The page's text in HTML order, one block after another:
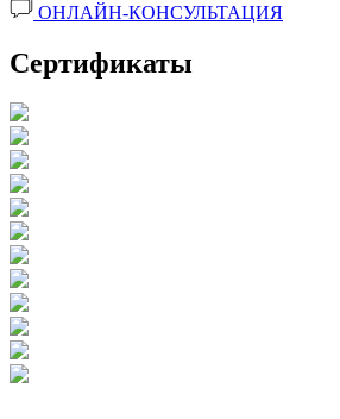
ОНЛАЙН-КОНСУЛЬТАЦИЯ
Сертификаты